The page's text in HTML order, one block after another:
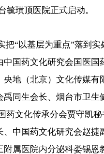
毓璜顶医院正式启动。
“以基层为重点”落到
国药文化研究会国医
地（北京）文化传媒
同生会长、烟台市卫
文化传承分会贾守凯
中国药文化研究会赵
属医院内分泌科娄锡